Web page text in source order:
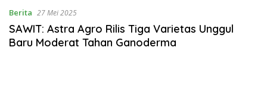
Berita 27 Mei 2025
SAWIT: Astra Agro Rilis Tiga Varietas Unggul
Baru Moderat Tahan Ganoderma